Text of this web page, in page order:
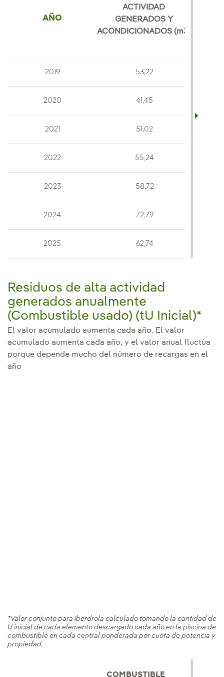
AÑO
ACTIVIDAD
GENERADOS Y
ACONDICIONADOS (m3)
2019 53,22
2020 41,45
2021 51,02
2022 55,24
2023 58,72
2024 72,79
2025 62,74
Residuos de alta actividad
generados anualmente
(Combustible usado) (tU Inicial)*
El valor acumulado aumenta cada año. El valor
acumulado aumenta cada año, y el valor anual fluctúa
porque depende mucho del número de recargas en el
año
*Valor conjunto para Iberdrola calculado tomando la cantidad de
U inicial de cada elemento descargado cada año en la piscina de
combustible en cada central ponderada por cuota de potencia y
propiedad.
COMBUSTIBLE